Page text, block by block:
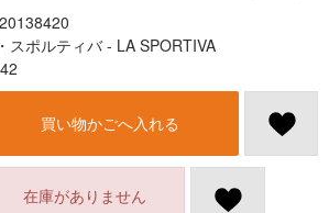
スポルティバ - LA SPORTIVA
買い物かごへ入れる
在庫がありません